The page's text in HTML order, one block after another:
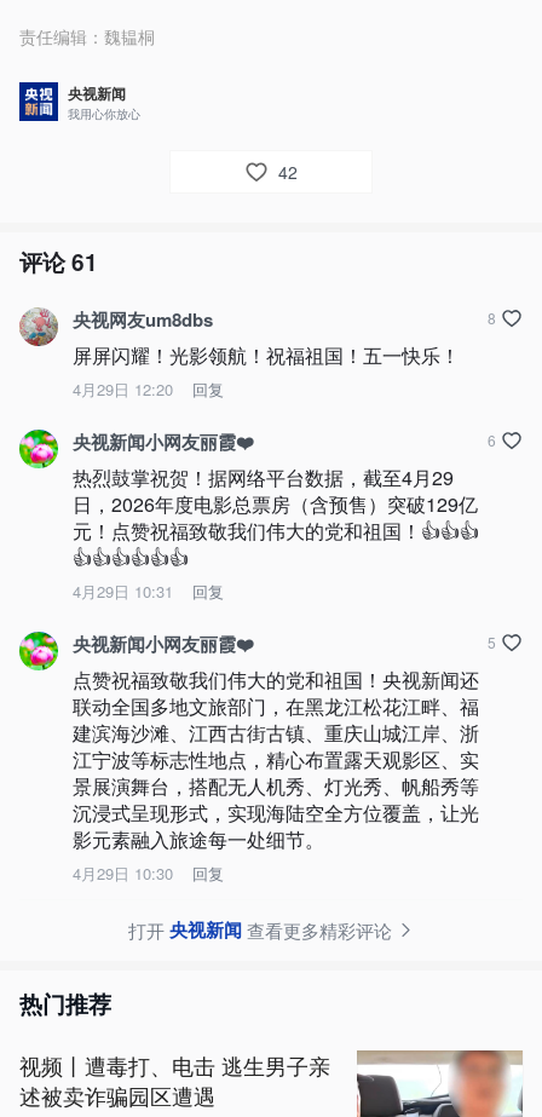
责任编辑： 魏韫桐
央视新闻
我用心你放心
42
评论61
央视网友um8dbs
屏屏闪耀！光影领航！祝福祖国！五一快乐！
4月29日 12:20 回复
8
央视新闻小网友丽霞❤️
热烈鼓掌祝贺！据网络平台数据，截至4月29
日，2026年度电影总票房（含预售）突破129亿
元！点赞祝福致敬我们伟大的党和祖国！👍👍👍
👍👍👍👍👍👍
4月29日 10:31 回复
6
央视新闻小网友丽霞❤️
点赞祝福致敬我们伟大的党和祖国！央视新闻还
联动全国多地文旅部门，在黑龙江松花江畔、福
建滨海沙滩、江西古街古镇、重庆山城江岸、浙
江宁波等标志性地点，精心布置露天观影区、实
景展演舞台，搭配无人机秀、灯光秀、帆船秀等
沉浸式呈现形式，实现海陆空全方位覆盖，让光
影元素融入旅途每一处细节。
4月29日 10:30 回复
5
打开央视新闻查看更多精彩评论
热门推荐
视频丨遭毒打、电击 逃生男子亲
述被卖诈骗园区遭遇